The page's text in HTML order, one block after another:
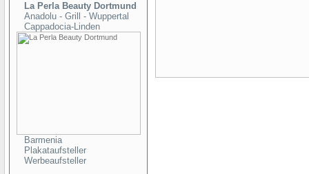
La Perla Beauty Dortmund
Anadolu - Grill - Wuppertal
Cappadocia-Linden
Barmenia
Plakataufsteller
Werbeaufsteller